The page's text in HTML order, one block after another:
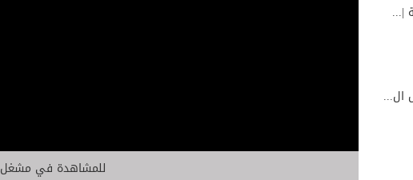
للمشاهدة في مشغل
|...
ال...